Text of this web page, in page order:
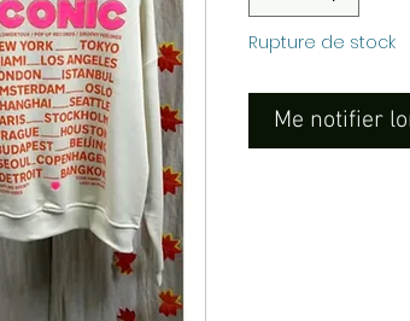
Rupture de stock
Me notifier